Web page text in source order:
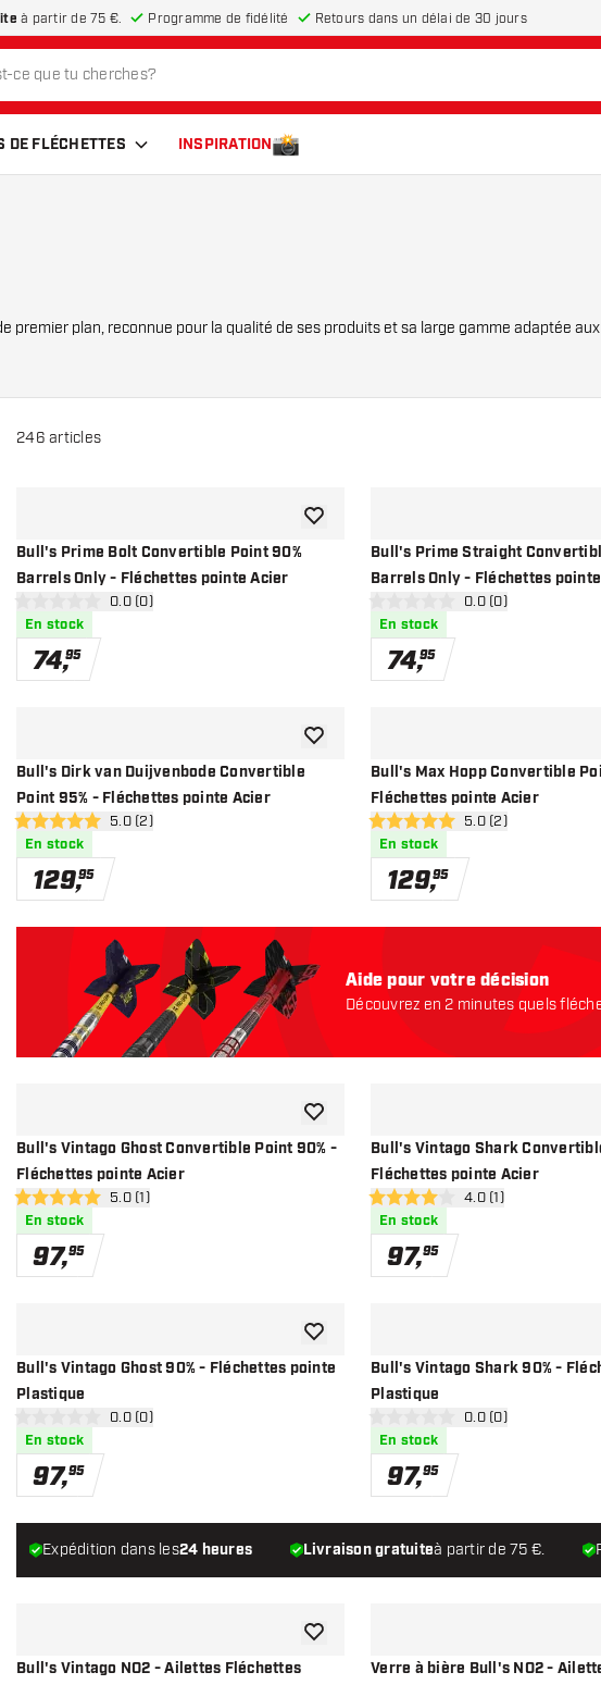
à partir de 75 €. Programme de fidélité Retours dans un délai de 30 jours
DE FLÉCHETTES INSPIRATION
premier plan, reconnue pour la qualité de ses produits et sa large gamme adaptée
246 articles
Bull's Prime Bolt Convertible Point 90%
Barrels Only - Fléchettes pointe Acier
ouvrir le panneau des avis
0 étoiles de notation
0.0 (0)
En stock
74,95
ajouter à la liste de souhaits
Bull's Prime Straight
Barrels Only - Fléchettes
ouvrir le panneau
0 étoiles de notation
0.0 (0)
En stock
74,95
Bull's Dirk van Duijvenbode Convertible
Point 95% - Fléchettes pointe Acier
ouvrir le panneau des avis
5 étoiles de notation
5.0 (2)
En stock
129,95
ajouter à la liste de souhaits
Bull's Max Hopp Convertible
Fléchettes pointe Acier
ouvrir le panneau
5 étoiles de notation
5.0 (2)
En stock
129,95
Bull's Vintago Ghost Convertible Point 90% -
Fléchettes pointe Acier
ouvrir le panneau des avis
5 étoiles de notation
5.0 (1)
En stock
97,95
ajouter à la liste de souhaits
Bull's Vintago Shark
Fléchettes pointe Acier
ouvrir le panneau des
4 étoiles de notation
4.0 (1)
En stock
97,95
Bull's Vintago Ghost 90% - Fléchettes pointe
Plastique
ouvrir le panneau des avis
0 étoiles de notation
0.0 (0)
En stock
97,95
ajouter à la liste de souhaits
Bull's Vintago Shark 90% -
Plastique
ouvrir le panneau
0 étoiles de notation
0.0 (0)
En stock
97,95
Bull's Vintago NO2 - Ailettes Fléchettes
ajouter à la liste de souhaits
Verre à bière Bull's NO2 -
Aide pour votre décision
Découvrez en 2 minutes quels
Expédition dans les24 heures Livraison gratuiteà partir de 75 €.